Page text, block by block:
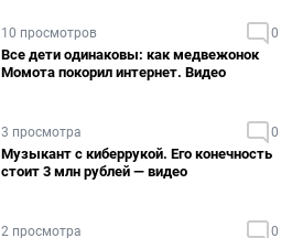
10 просмотров 0
Все дети одинаковы: как медвежонок
Момота покорил интернет. Видео
3 просмотра 0
Музыкант с киберрукой. Его конечность
стоит 3 млн рублей — видео
2 просмотра 0